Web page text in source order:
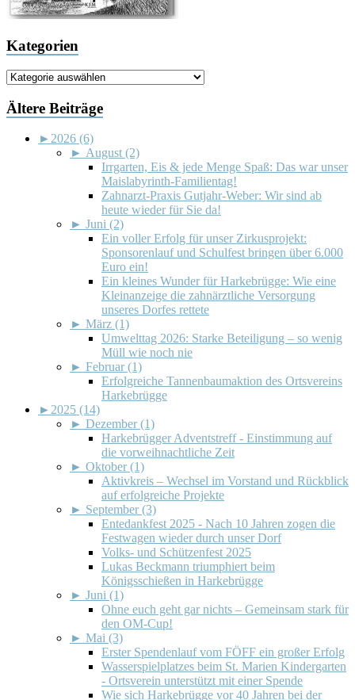
Kategorien
Kategorien
Ältere Beiträge
► 2026 (6)
► August (2)
Irrgarten, Eis & jede Menge Spaß: Das war unser
Maislabyrinth-Familientag!
Zahnarzt-Praxis Gutjahr-Weber: Wir sind ab
heute wieder für Sie da!
► Juni (2)
Ein voller Erfolg für unser Zirkusprojekt:
Sponsorenlauf und Schulfest bringen über 6.000
Euro ein!
Ein kleines Wunder für Harkebrügge: Wie eine
Kleinanzeige die zahnärztliche Versorgung
unseres Dorfes rettete
► März (1)
Umwelttag 2026: Starke Beteiligung – so wenig
Müll wie noch nie
► Februar (1)
Erfolgreiche Tannenbaumaktion des Ortsvereins
Harkebrügge
► 2025 (14)
► Dezember (1)
Harkebrügger Adventstreff - Einstimmung auf
die vorweihnachtliche Zeit
► Oktober (1)
Aktivkreis – Wechsel im Vorstand und Rückblick
auf erfolgreiche Projekte
► September (3)
Entedankfest 2025 - Nach 10 Jahren zogen die
Festwagen wieder durch unser Dorf
Volks- und Schützenfest 2025
Lukas Beckmann triumphiert beim
Königsschießen in Harkebrügge
► Juni (1)
Ohne euch geht gar nichts – Gemeinsam stark für
den OM-Cup!
► Mai (3)
Erster Spendenlauf vom FÖFF ein großer Erfolg
Wasserspielplatzes beim St. Marien Kindergarten
- Ortsverein unterstützt mit einer Spende
Wie sich Harkebrügge vor 40 Jahren bei der